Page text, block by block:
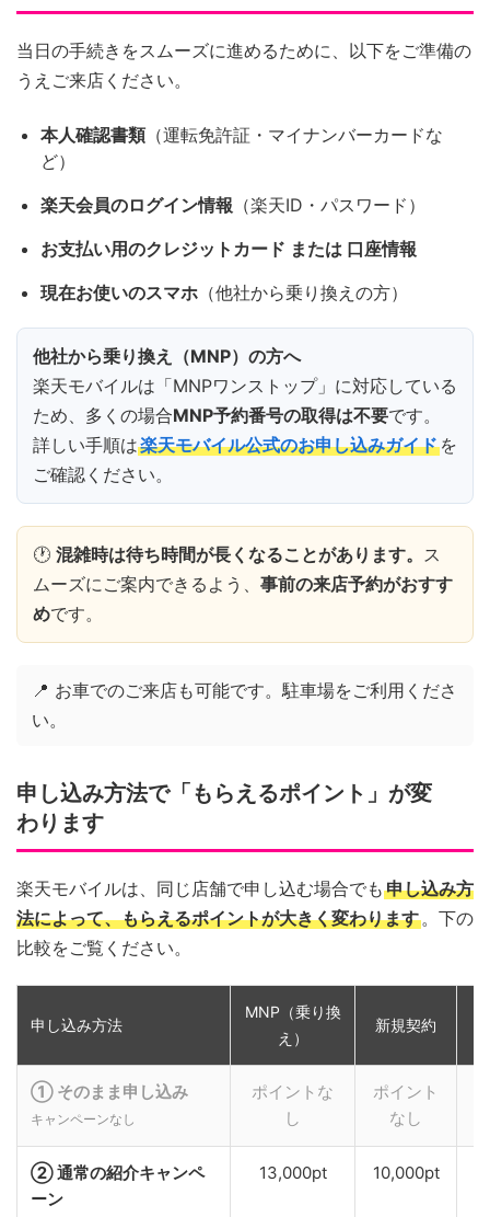
当日の手続きをスムーズに進めるために、以下をご準備の
うえご来店ください。
本人確認書類（運転免許証・マイナンバーカードな
ど）
楽天会員のログイン情報 （楽天ID・パスワード）
お支払い用のクレジットカード または 口座情報
現在お使いのスマホ （他社から乗り換えの方）
他社から乗り換え（MNP）の方へ
楽天モバイルは「MNPワンストップ」に対応している
ため、多くの場合MNP予約番号の取得は不要です。
詳しい手順は楽天モバイル公式のお申し込みガイド を
ご確認ください。
🕐 混雑時は待ち時間が長くなることがあります。 ス
ムーズにご案内できるよう、 事前の来店予約がおすす
めです。
📍 お車でのご来店も可能です。駐車場をご利用くださ
い。
申し込み方法で「もらえるポイント」が変
わります
楽天モバイルは、同じ店舗で申し込む場合でも 申し込み方
法によって、もらえるポイントが大きく変わります。下の
比較をご覧ください。
申し込み方法
MNP（乗り換
え）
新規契約
① そのまま申し込み
キャンペーンなし
ポイントな
し
ポイント
なし
② 通常の紹介キャンペ
ーン
13,000pt 10,000pt